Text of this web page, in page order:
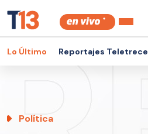
Lo Último Reportajes Teletrece
Política